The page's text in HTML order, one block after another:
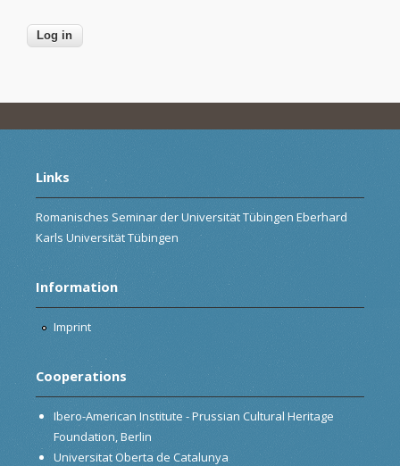
Links
Romanisches Seminar der Universität Tübingen Eberhard
Karls Universität Tübingen
Information
Imprint
Cooperations
Ibero-American Institute - Prussian Cultural Heritage
Foundation, Berlin
Universitat Oberta de Catalunya